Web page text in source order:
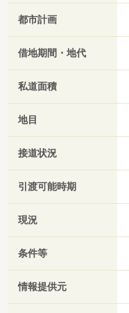
都市計画
借地期間・地代
私道面積
地目
接道状況
引渡可能時期
現況
条件等
情報提供元